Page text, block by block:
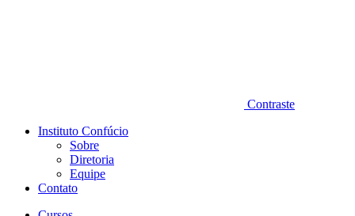
Contraste
Instituto Confúcio
Sobre
Diretoria
Equipe
Contato